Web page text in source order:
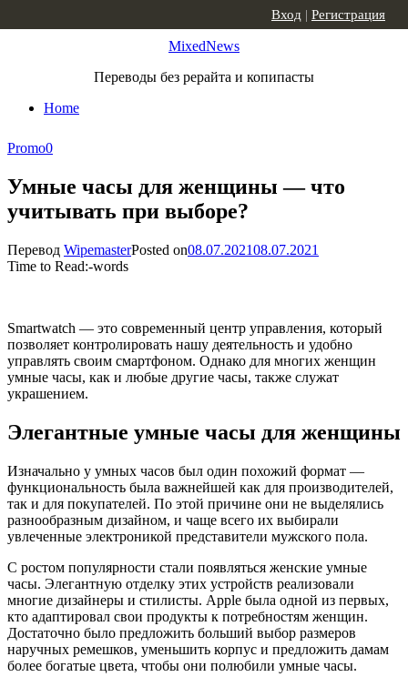
MixedNews
Переводы без рерайта и копипасты
Home
Вход | Регистрация
Promo0
Умные часы для женщины — что
учитывать при выборе?
Перевод WipemasterPosted on08.07.202108.07.2021
Time to Read:-words
Smartwatch — это современный центр управления, который
позволяет контролировать нашу деятельность и удобно
управлять своим смартфоном. Однако для многих женщин
умные часы, как и любые другие часы, также служат
украшением.
Элегантные умные часы для женщины
Изначально у умных часов был один похожий формат —
функциональность была важнейшей как для производителей,
так и для покупателей. По этой причине они не выделялись
разнообразным дизайном, и чаще всего их выбирали
увлеченные электроникой представители мужского пола.
С ростом популярности стали появляться женские умные
часы. Элегантную отделку этих устройств реализовали
многие дизайнеры и стилисты. Apple была одной из первых,
кто адаптировал свои продукты к потребностям женщин.
Достаточно было предложить больший выбор размеров
наручных ремешков, уменьшить корпус и предложить дамам
более богатые цвета, чтобы они полюбили умные часы.